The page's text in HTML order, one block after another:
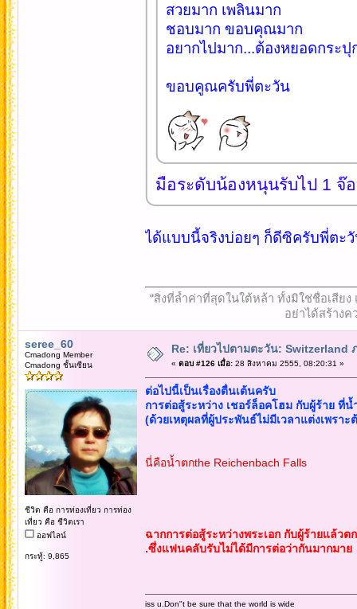
สวยมาก เพลินมาก
ชอบมาก ขอบคุณมาก
อยากไปมาก...ต้องหยอดกระปุ
ขอบคูณครับพี่ตะวัน
มือระดับน้องหนุนรับไป 1 จ๊
ได้แบบนี้จริงบ่อยๆ ก็ดีซิครับพี่ตะวั
“สิ่งที่ล้ำค่าที่สุดในใต้หล้า ทั้งมิใช่ชื่อเสีย
อย่าได้สร้างค
seree_60
Cmadong Member
Cmadong ชั้นเซียน
ชีวิต คือ การท่องเที่ยว การท่อง
เที่ยว คือ ชีวิตเรา
ออฟไลน์
กระทู้: 9,865
Re: เที่ยวไปตามตะวัน: Switzerland
« ตอบ #126 เมื่อ:28 สิงหาคม 2555, 08:20:31 »
ต่อไปนี้เป็นเรื่องตื่นเต้นครับ
การต่อสู้ระหว่าง เชอร์ล็อคโฮม กับผู้ร้าย ที่
(ด้วยเหตุผลที่ผู้ประพันธ์ไม่มีเวลาแต่งเพราะ
นี่คือน้ำตกthe Reichenbach Falls
ฉากการต่อสู้ระหว่างพระเอก กับผู้ร้ายแล้วต
.ซึ่งแฟนคลับรับไม่ได้มีการต่อว่ากันมากมาย
iss u.Don"t be sure that the world is wide